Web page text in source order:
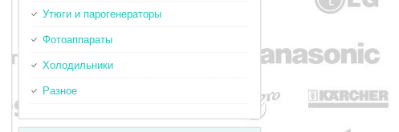
Утюги и парогенераторы
Фотоаппараты
Холодильники
Разное